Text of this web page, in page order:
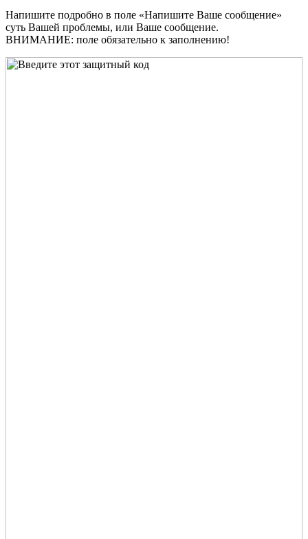
Напишите подробно в поле «Напишите Ваше сообщение»
суть Вашей проблемы, или Ваше сообщение.
ВНИМАНИЕ: поле обязательно к заполнению!